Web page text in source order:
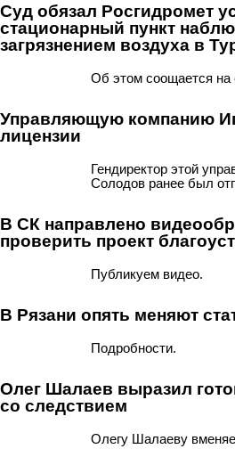
Суд обязал Росгидромет
стационарный пункт
загрязнением воздуха в
Об этом соощается на
Управляющую компанию
лицензии
Гендиректор этой
Солодов ранее был
В СК направлено
проверить проект
Публикуем видео.
В Рязани опять меняют
Подробности.
Олег Шалаев выразил
со следствием
Олегу Шалаеву